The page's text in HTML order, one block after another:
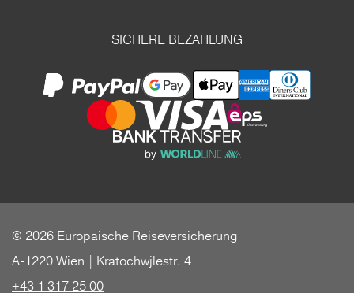
SICHERE BEZAHLUNG
© 2026 Europäische Reiseversicherung
A-1220 Wien | Kratochwjlestr. 4
+43 1 317 25 00